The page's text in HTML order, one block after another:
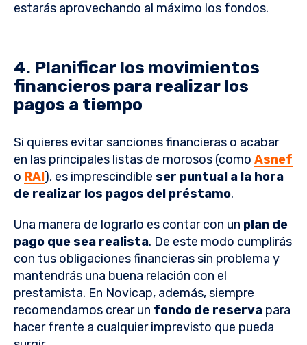
estarás aprovechando al máximo los fondos.
4. Planificar los movimientos
financieros para realizar los
pagos a tiempo
Si quieres evitar sanciones financieras o acabar
en las principales listas de morosos (como Asnef
o RAI), es imprescindible ser puntual a la hora
de realizar los pagos del préstamo.
Una manera de lograrlo es contar con un plan de
pago que sea realista. De este modo cumplirás
con tus obligaciones financieras sin problema y
mantendrás una buena relación con el
prestamista. En Novicap, además, siempre
recomendamos crear un fondo de reserva para
hacer frente a cualquier imprevisto que pueda